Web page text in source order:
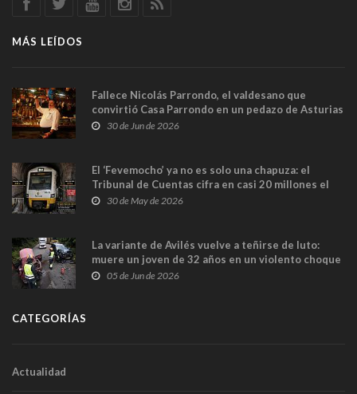
MÁS LEÍDOS
Fallece Nicolás Parrondo, el valdesano que
convirtió Casa Parrondo en un pedazo de Asturias
en Madrid
30 de Jun de 2026
El ‘Fevemocho’ ya no es solo una chapuza: el
Tribunal de Cuentas cifra en casi 20 millones el
sobrecoste de los trenes que no cabían por los
30 de May de 2026
La variante de Avilés vuelve a teñirse de luto:
muere un joven de 32 años en un violento choque
frontal
05 de Jun de 2026
CATEGORÍAS
Actualidad